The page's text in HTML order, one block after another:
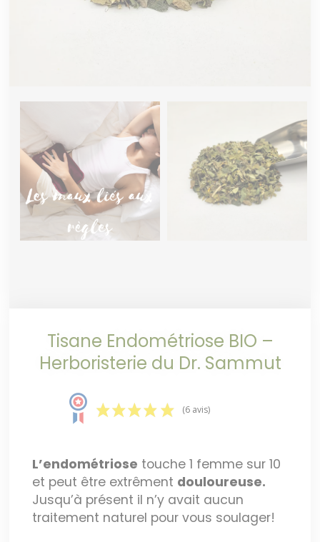
Tisane Endométriose BIO –
Herboristerie du Dr. Sammut
(6 avis)
L’endométriose touche 1 femme sur 10
et peut être extrêment douloureuse.
Jusqu’à présent il n’y avait aucun
traitement naturel pour vous soulager!